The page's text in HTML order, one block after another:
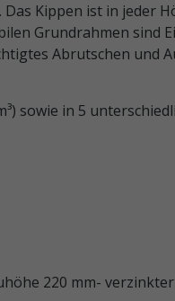
Kippen ist in jeder
Grundrahmen sind
Abrutschen und
sowie in 5
220 mm-